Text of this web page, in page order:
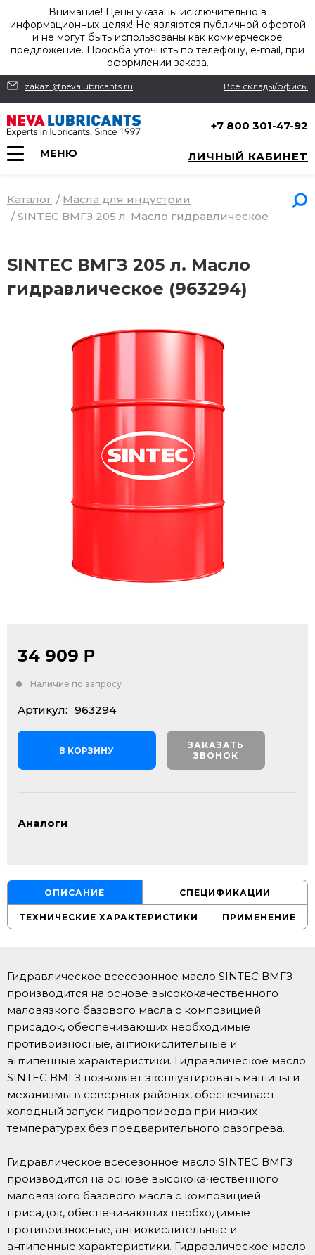
Внимание! Цены указаны исключительно в
информационных целях! Не являются публичной офертой
и не могут быть использованы как коммерческое
предложение. Просьба уточнять по телефону, e-mail, при
оформлении заказа.
zakaz1@nevalubricants.ru Все склады/офисы
+7 800 301-47-92
МЕНЮ ЛИЧНЫЙ КАБИНЕТ
Каталог / Масла для индустрии
/ SINTEC ВМГЗ 205 л. Масло гидравлическое
SINTEC ВМГЗ 205 л. Масло
гидравлическое (963294)
34 909 Р
Наличие по запросу
Артикул: 963294
В КОРЗИНУ
ЗАКАЗАТЬ
ЗВОНОК
Аналоги
ОПИСАНИЕ СПЕЦИФИКАЦИИ
ТЕХНИЧЕСКИЕ ХАРАКТЕРИСТИКИ ПРИМЕНЕНИЕ
Гидравлическое всесезонное масло SINTEC ВМГЗ
производится на основе высококачественного
маловязкого базового масла с композицией
присадок, обеспечивающих необходимые
противоизносные, антиокислительные и
антипенные характеристики. Гидравлическое масло
SINTEC ВМГЗ позволяет эксплуатировать машины и
механизмы в северных районах, обеспечивает
холодный запуск гидропривода при низких
температурах без предварительного разогрева.
Гидравлическое всесезонное масло SINTEC ВМГЗ
производится на основе высококачественного
маловязкого базового масла с композицией
присадок, обеспечивающих необходимые
противоизносные, антиокислительные и
антипенные характеристики. Гидравлическое масло